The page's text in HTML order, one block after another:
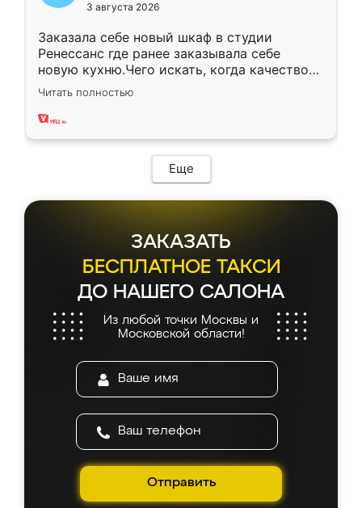
3 августа 2026
Заказала себе новый шкаф в студии
Ренессанс где ранее заказывала себе
новую кухню.Чего искать, когда качеством
вполне довольна. Служит кухня уже почти
два года, нареканий нет.
Читать полностью
Еще
ЗАКАЗАТЬ
БЕСПЛАТНОЕ ТАКСИ
ДО НАШЕГО САЛОНА
Из любой точки Москвы и
Московской области!
Отправить